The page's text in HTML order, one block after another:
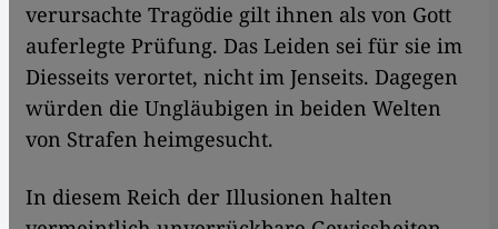
verursachte Tragödie gilt ihnen als von Gott
auferlegte Prüfung. Das Leiden sei für sie im
Diesseits verortet, nicht im Jenseits. Dagegen
würden die Ungläubigen in beiden Welten
von Strafen heimgesucht.
In diesem Reich der Illusionen halten